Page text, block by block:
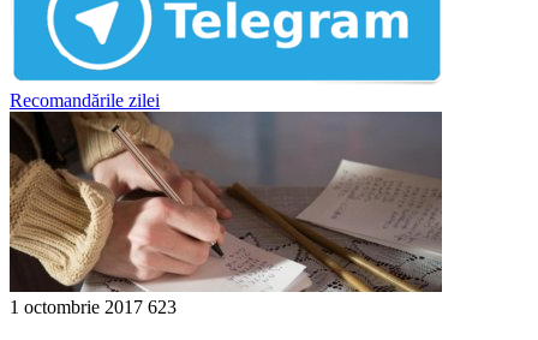
Recomandările zilei
1 octombrie 2017 623